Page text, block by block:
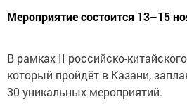
Мероприятие состоится 13–15
В рамках II российско-
который пройдёт в Казани,
30 уникальных мероприятий.